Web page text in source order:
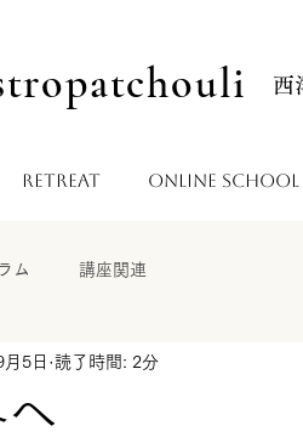
西
Retreat Online School
ム 講座関連
5日 読了時間: 2分